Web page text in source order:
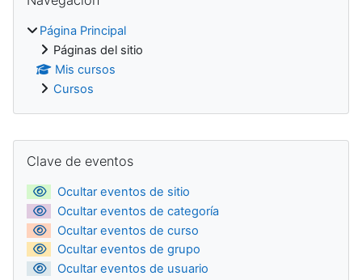
Página Principal
Páginas del sitio
Mis cursos
Cursos
Bloques suplementarios
Clave de eventos
Ocultar eventos de sitio
Ocultar eventos de categoría
Ocultar eventos de curso
Ocultar eventos de grupo
Ocultar eventos de usuario